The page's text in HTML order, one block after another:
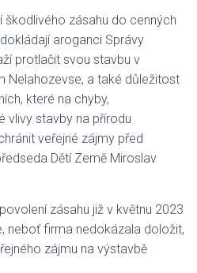
škodlivého zásahu do cenných
aroganci Správy
protlačit svou stavbu v
Nelahozevse, a také důležitost
které na chyby,
vlivy stavby na přírodu
veřejné zájmy před
Dětí Země Miroslav
zásahu již v květnu 2023
neboť firma nedokázala doložit,
zájmu na výstavbě